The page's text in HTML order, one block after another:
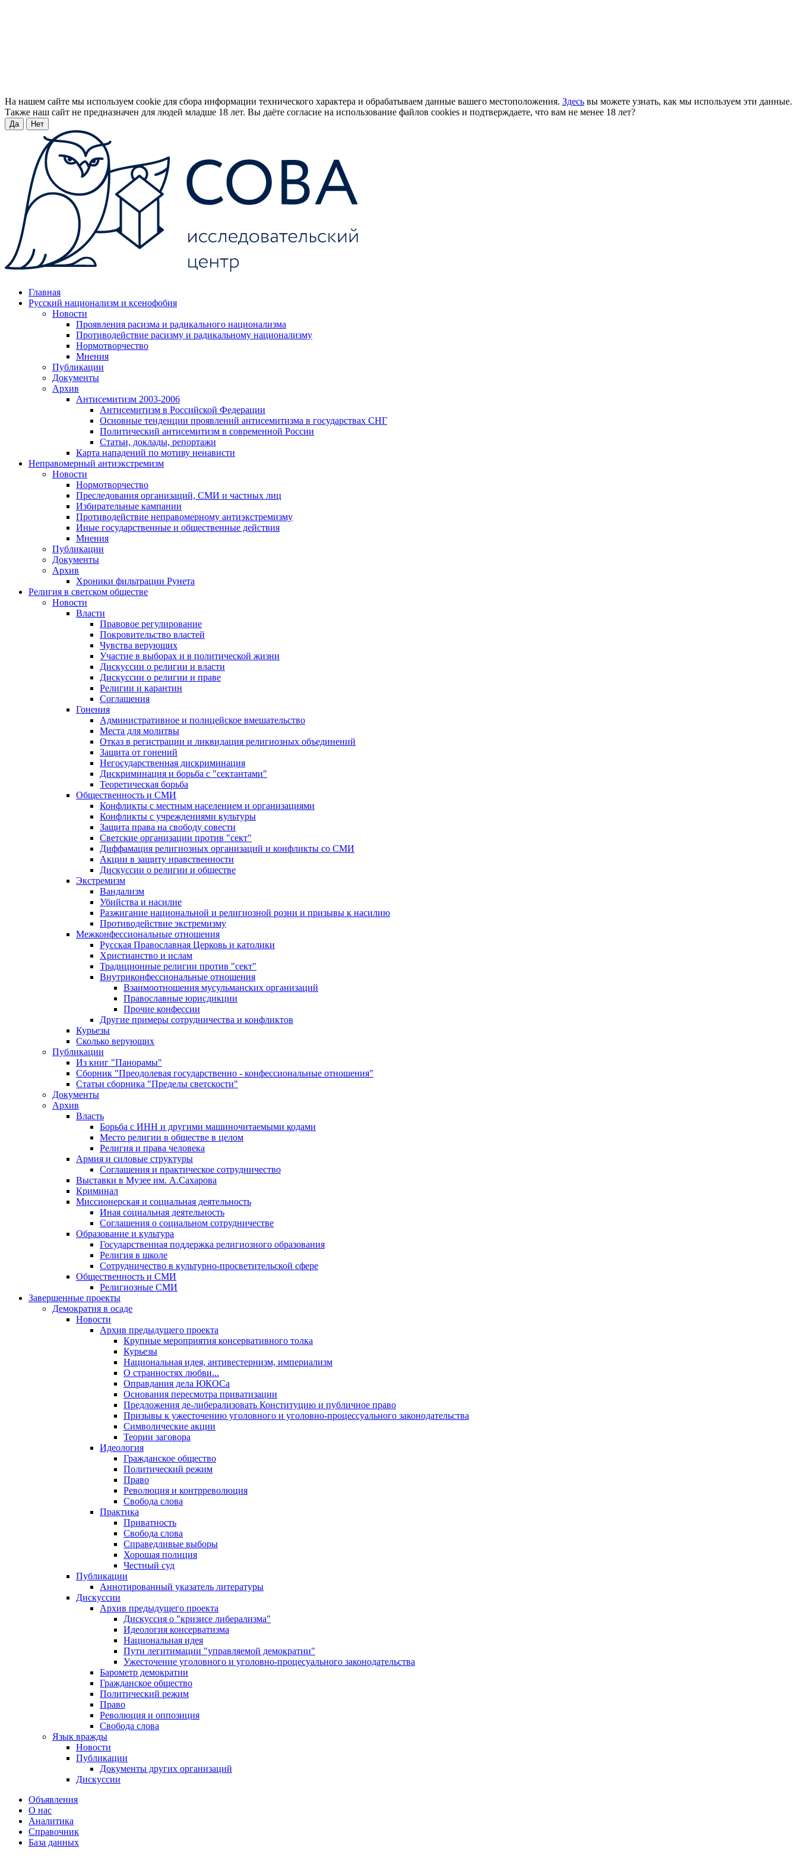
На нашем сайте мы используем cookie для сбора информации технического характера и обрабатываем данные вашего местоположения. Здесь вы можете узнать, как мы используем эти данные.
Также наш сайт не предназначен для людей младше 18 лет. Вы даёте согласие на использование файлов cookies и подтверждаете, что вам не менее 18 лет?
Да Нет
Главная
Русский национализм и ксенофобия
Новости
Проявления расизма и радикального национализма
Противодействие расизму и радикальному национализму
Нормотворчество
Мнения
Публикации
Документы
Архив
Антисемитизм 2003-2006
Антисемитизм в Российской Федерации
Основные тенденции проявлений антисемитизма в государствах СНГ
Политический антисемитизм в современной России
Статьи, доклады, репортажи
Карта нападений по мотиву ненависти
Неправомерный антиэкстремизм
Новости
Нормотворчество
Преследования организаций, СМИ и частных лиц
Избирательные кампании
Противодействие неправомерному антиэкстремизму
Иные государственные и общественные действия
Мнения
Публикации
Документы
Архив
Хроники фильтрации Рунета
Религия в светском обществе
Новости
Власти
Правовое регулирование
Покровительство властей
Чувства верующих
Участие в выборах и в политической жизни
Дискуссии о религии и власти
Дискуссии о религии и праве
Религии и карантин
Соглашения
Гонения
Административное и полицейское вмешательство
Места для молитвы
Отказ в регистрации и ликвидация религиозных объединений
Защита от гонений
Негосударственная дискриминация
Дискриминация и борьба с "сектантами"
Теоретическая борьба
Общественность и СМИ
Конфликты с местным населением и организациями
Конфликты с учреждениями культуры
Защита права на свободу совести
Светские организации против "сект"
Диффамация религиозных организаций и конфликты со СМИ
Акции в защиту нравственности
Дискуссии о религии и обществе
Экстремизм
Вандализм
Убийства и насилие
Разжигание национальной и религиозной розни и призывы к насилию
Противодействие экстремизму
Межконфессиональные отношения
Русская Православная Церковь и католики
Христианство и ислам
Традиционные религии против "сект"
Внутриконфессиональные отношения
Взаимоотношения мусульманских организаций
Православные юрисдикции
Прочие конфессии
Другие примеры сотрудничества и конфликтов
Курьезы
Сколько верующих
Публикации
Из книг "Панорамы"
Сборник "Преодолевая государственно - конфессиональные отношения"
Статьи сборника "Пределы светскости"
Документы
Архив
Власть
Борьба с ИНН и другими машиночитаемыми кодами
Место религии в обществе в целом
Религия и права человека
Армия и силовые структуры
Соглашения и практическое сотрудничество
Выставки в Музее им. А.Сахарова
Криминал
Миссионерская и социальная деятельность
Иная социальная деятельность
Соглашения о социальном сотрудничестве
Образование и культура
Государственная поддержка религиозного образования
Религия в школе
Сотрудничество в культурно-просветительской сфере
Общественность и СМИ
Религиозные СМИ
Завершенные проекты
Демократия в осаде
Новости
Архив предыдущего проекта
Крупные мероприятия консервативного толка
Курьезы
Национальная идея, антивестернизм, империализм
О странностях любви...
Оправдания дела ЮКОСа
Основания пересмотра приватизации
Предложения де-либерализовать Конституцию и публичное право
Призывы к ужесточению уголовного и уголовно-процессуального законодательства
Символические акции
Теории заговора
Идеология
Гражданское общество
Политический режим
Право
Революция и контрреволюция
Свобода слова
Практика
Приватность
Свобода слова
Справедливые выборы
Хорошая полиция
Честный суд
Публикации
Аннотированный указатель литературы
Дискуссии
Архив предыдущего проекта
Дискуссия о "кризисе либерализма"
Идеология консерватизма
Национальная идея
Пути легитимации "управляемой демократии"
Ужесточение уголовного и уголовно-процесуального законодательства
Барометр демократии
Гражданское общество
Политический режим
Право
Революция и оппозиция
Свобода слова
Язык вражды
Новости
Публикации
Документы других организаций
Дискуссии
Объявления
О нас
Аналитика
Справочник
База данных